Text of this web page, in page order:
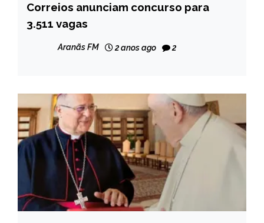
BRASIL
NOTÍCIAS
Correios anunciam concurso para
3.511 vagas
Aranãs FM 2 anos ago 2